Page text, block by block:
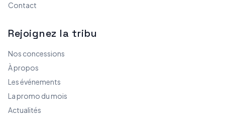
Contact
Rejoignez la tribu
Nos concessions
À propos
Les événements
La promo du mois
Actualités